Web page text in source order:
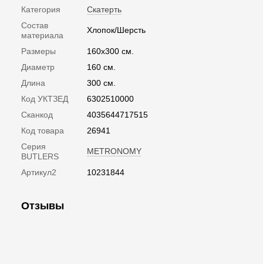
Категория
Скатерть
Состав
материала
Хлопок/Шерсть
Размеры
160x300 см.
Диаметр
160 см.
Длина
300 см.
Код УКТЗЕД
6302510000
Сканкод
4035644717515
Код товара
26941
Серия
BUTLERS
METRONOMY
Артикул2 10231844
Отзывы